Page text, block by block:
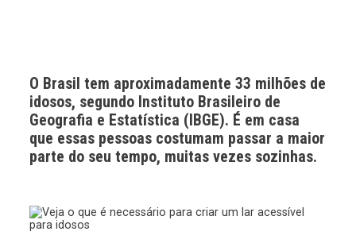
O Brasil tem aproximadamente 33 milhões de
idosos, segundo Instituto Brasileiro de
Geografia e Estatística (IBGE). É em casa
que essas pessoas costumam passar a maior
parte do seu tempo, muitas vezes sozinhas.